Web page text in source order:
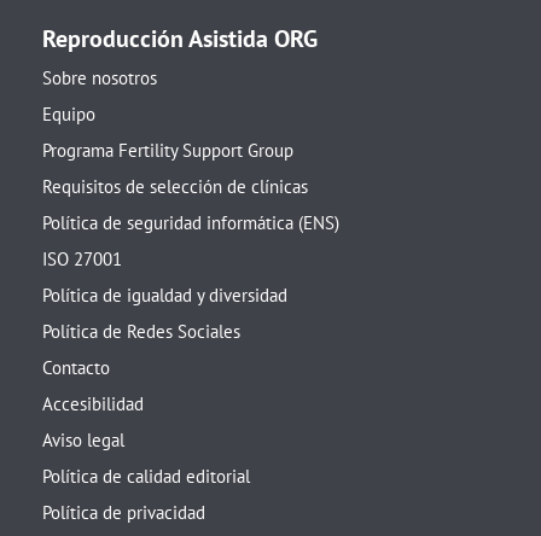
Reproducción Asistida ORG
Sobre nosotros
Equipo
Programa Fertility Support Group
Requisitos de selección de clínicas
Política de seguridad informática (ENS)
ISO 27001
Política de igualdad y diversidad
Política de Redes Sociales
Contacto
Accesibilidad
Aviso legal
Política de calidad editorial
Política de privacidad